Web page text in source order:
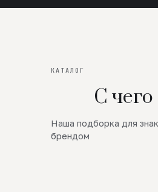
КАТАЛОГ
С чего
Наша подборка для
брендом
Новинки
SALE